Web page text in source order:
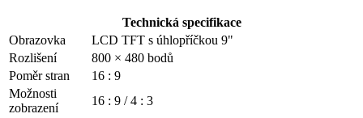
Technická specifikace
Obrazovka
LCD TFT s úhlopříčkou 9"
Rozlišení
800 × 480 bodů
Poměr stran
16 : 9
Možnosti
zobrazení
16 : 9 / 4 : 3